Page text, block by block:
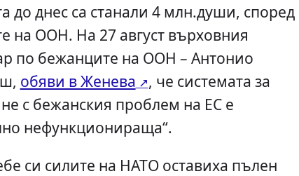
до днес са станали 4 млн.души, според
на ООН. На 27 август върховния
по бежанците на ООН – Антонио
обяви в Женева
, че системата за
с бежанския проблем на ЕС е
нефункционираща“.
си силите на НАТО оставиха пълен